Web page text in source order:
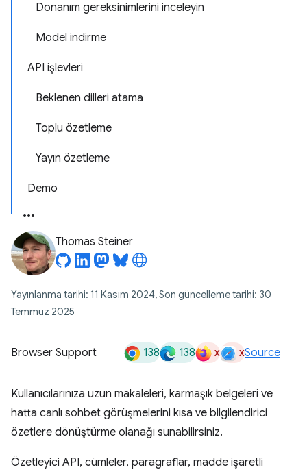
Donanım gereksinimlerini inceleyin
Model indirme
API işlevleri
Beklenen dilleri atama
Toplu özetleme
Yayın özetleme
Demo
Thomas Steiner
Yayınlanma tarihi: 11 Kasım 2024, Son güncelleme tarihi: 30
Temmuz 2025
Browser Support 138 138 x xSource
Kullanıcılarınıza uzun makaleleri, karmaşık belgeleri ve
hatta canlı sohbet görüşmelerini kısa ve bilgilendirici
özetlere dönüştürme olanağı sunabilirsiniz.
Özetleyici API, cümleler, paragraflar, madde işaretli